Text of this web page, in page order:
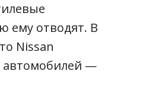
ему отводят. В
Nissan
автомобилей —